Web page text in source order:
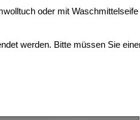
oder mit
werden. Bitte müssen Sie